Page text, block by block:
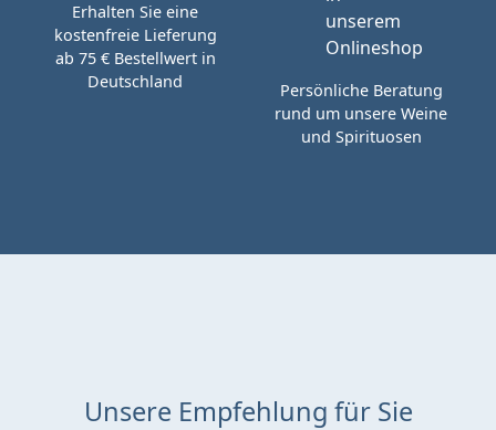
Erhalten Sie eine
kostenfreie Lieferung
ab 75 € Bestellwert in
Deutschland
Persönliche Beratung
rund um unsere Weine
und Spirituosen
Unsere Empfehlung für Sie